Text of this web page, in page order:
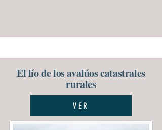
El lío de los avalúos catastrales
rurales
VER